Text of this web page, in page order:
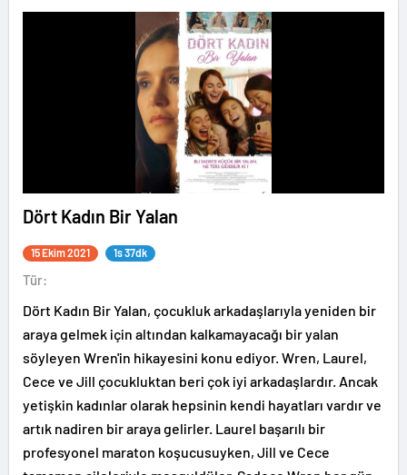
Dört Kadın Bir Yalan
15 Ekim 2021 1s 37dk
Tür:
Dört Kadın Bir Yalan, çocukluk arkadaşlarıyla yeniden bir
araya gelmek için altından kalkamayacağı bir yalan
söyleyen Wren'in hikayesini konu ediyor. Wren, Laurel,
Cece ve Jill çocukluktan beri çok iyi arkadaşlardır. Ancak
yetişkin kadınlar olarak hepsinin kendi hayatları vardır ve
artık nadiren bir araya gelirler. Laurel başarılı bir
profesyonel maraton koşucusuyken, Jill ve Cece